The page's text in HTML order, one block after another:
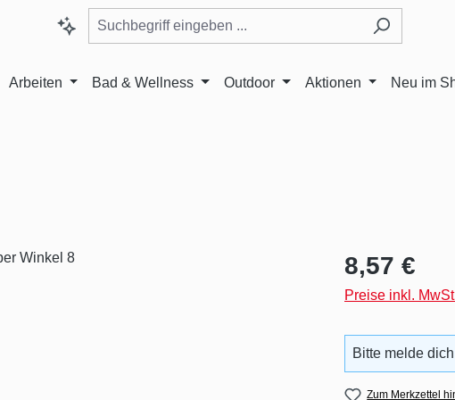
Arbeiten Bad & Wellness Outdoor Aktionen Neu im
Regulärer Preis:
8,57 €
Preise inkl.
Bitte melde
Zum Merkzettel